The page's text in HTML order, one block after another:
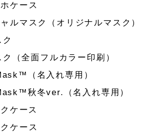
ケース
ルマスク（オリジナルマスク）
（全面フルカラー印刷）
（名入れ専用）
秋冬ver.（名入れ専用）
ケース
ケース